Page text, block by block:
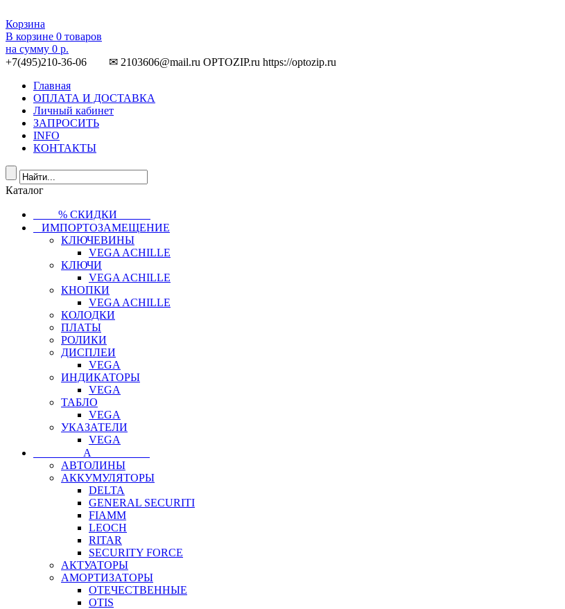
Корзина
В корзине 0 товаров
на сумму 0 р.
+7(495)210-36-06 ✉ 2103606@mail.ru OPTOZIP.ru https://optozip.ru
Главная
ОПЛАТА И ДОСТАВКА
Личный кабинет
ЗАПРОСИТЬ
INFO
КОНТАКТЫ
Каталог
⠀⠀⠀% СКИДКИ⠀⠀⠀⠀
⠀ИМПОРТОЗАМЕЩЕНИЕ
КЛЮЧЕВИНЫ
VEGA ACHILLE
КЛЮЧИ
VEGA ACHILLE
КНОПКИ
VEGA ACHILLE
КОЛОДКИ
ПЛАТЫ
РОЛИКИ
ДИСПЛЕИ
VEGA
ИНДИКАТОРЫ
VEGA
ТАБЛО
VEGA
УКАЗАТЕЛИ
VEGA
⠀⠀⠀⠀⠀⠀А⠀⠀⠀⠀⠀⠀⠀
АВТОЛИНЫ
АККУМУЛЯТОРЫ
DELTA
GENERAL SECURITI
FIAMM
LEOCH
RITAR
SECURITY FORCE
АКТУАТОРЫ
АМОРТИЗАТОРЫ
ОТЕЧЕСТВЕННЫЕ
OTIS